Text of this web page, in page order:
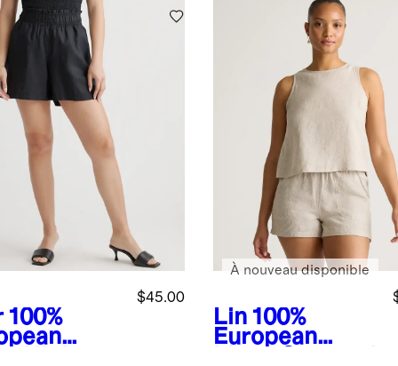
100%
$45.00
Lin 100%
European
À nouveau disponible